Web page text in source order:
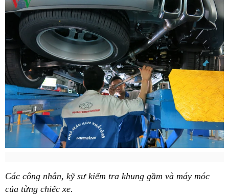
Các công nhân, kỹ sư kiểm tra khung gầm và máy móc
của từng chiếc xe.